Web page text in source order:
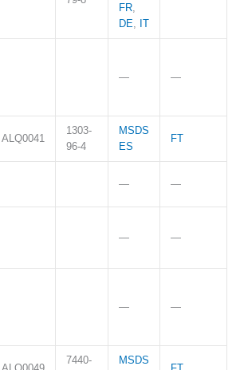
FR,
DE, IT
— —
ALQ0041
1303-
96-4
MSDS
ES
FT
— —
— —
— —
7440- MSDS